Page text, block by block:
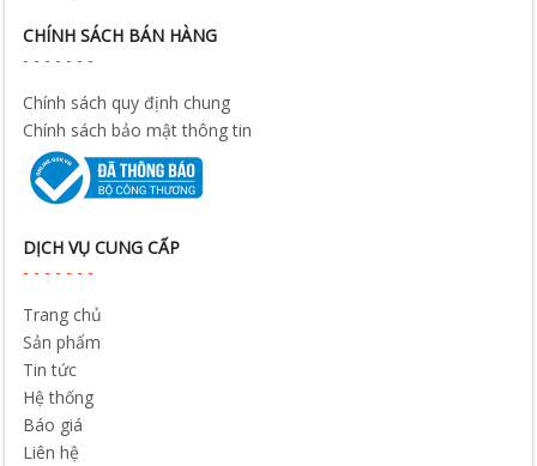
CHÍNH SÁCH BÁN HÀNG
Chính sách quy định chung
Chính sách bảo mật thông tin
DỊCH VỤ CUNG CẤP
Trang chủ
Sản phẩm
Tin tức
Hệ thống
Báo giá
Liên hệ